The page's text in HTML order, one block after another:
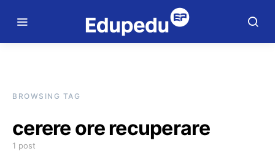
BROWSING TAG
cerere ore recuperare
1 post